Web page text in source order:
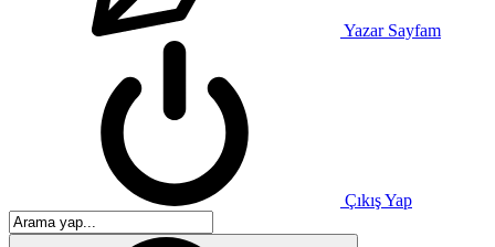
Yazar Sayfam
Çıkış Yap